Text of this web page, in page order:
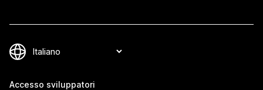
Accesso sviluppatori